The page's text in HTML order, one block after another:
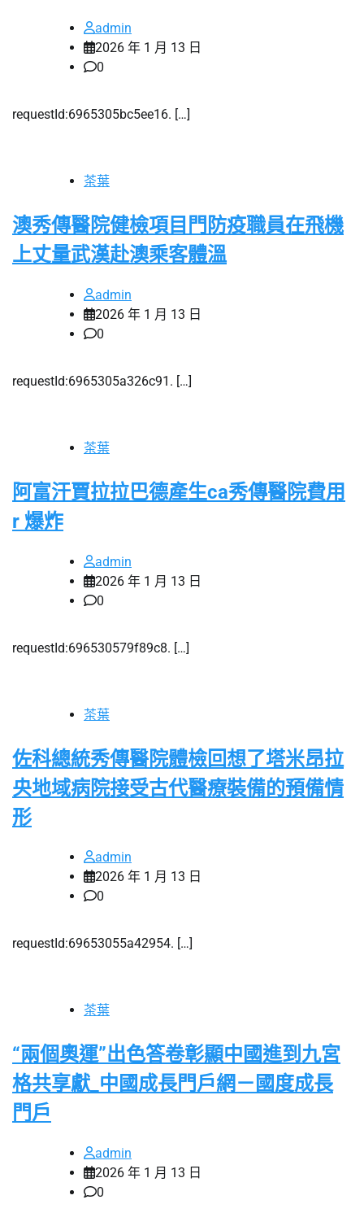
admin
2026 年 1 月 13 日
0
requestId:6965305bc5ee16. […]
茶葉
澳秀傳醫院健檢項目門防疫職員在飛機
上丈量武漢赴澳乘客體溫
admin
2026 年 1 月 13 日
0
requestId:6965305a326c91. […]
茶葉
阿富汗賈拉拉巴德產生ca秀傳醫院費用
r 爆炸
admin
2026 年 1 月 13 日
0
requestId:696530579f89c8. […]
茶葉
佐科總統秀傳醫院體檢回想了塔米昂拉
央地域病院接受古代醫療裝備的預備情
形
admin
2026 年 1 月 13 日
0
requestId:69653055a42954. […]
茶葉
“兩個奧運”出色答卷彰顯中國進到九宮
格共享獻_中國成長門戶網－國度成長
門戶
admin
2026 年 1 月 13 日
0